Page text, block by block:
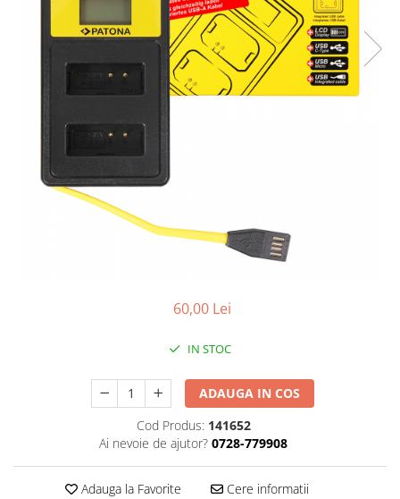
Smartwatch
60,00 Lei
IN STOC
ADAUGA IN COS
Cod Produs: 141652
Ai nevoie de ajutor? 0728-779908
Adauga la Favorite Cere informatii